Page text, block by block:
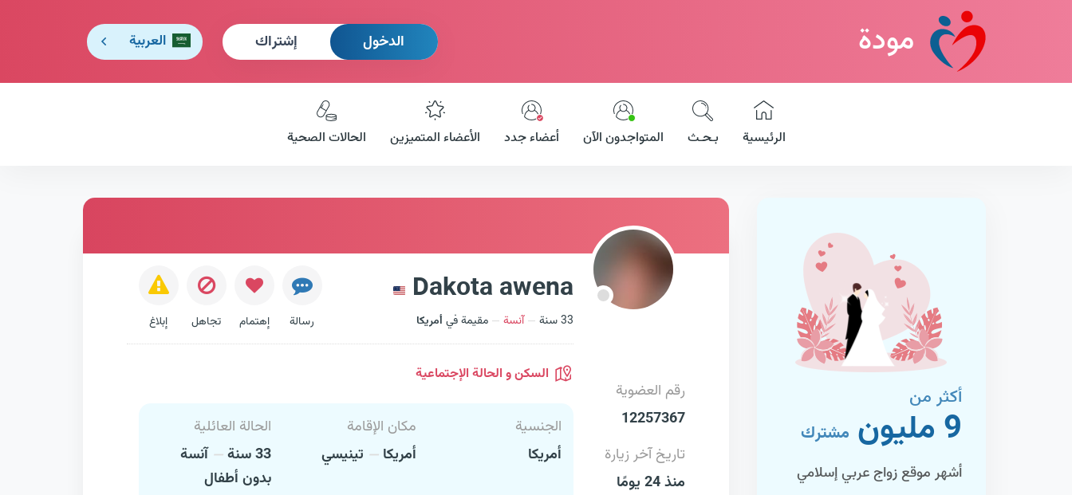
مودة الدخول إشتراك العربية
الرئيسية بـحـث المتواجدون الآن أعضاء جدد الأعضاء المتميزين الحالات الصحية
أكثر من
9 مليون مشترك
أشهر موقع زواج عربي إسلامي
Dakota awena
33 سنة آنسة مقيمة في أمريكا رسالة إهتمام تجاهل إبلاغ
رقم العضوية
12257367
تاريخ آخر زيارة
منذ 24 يومًا
السكن و الحالة الإجتماعية
الجنسية
أمريكا
مكان الإقامة
أمريكا
تينيسي
الحالة العائلية
33 سنة
آنسة
بدون أطفال